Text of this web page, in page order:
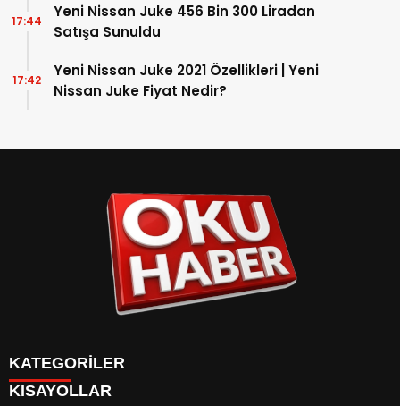
Yeni Nissan Juke 456 Bin 300 Liradan
Satışa Sunuldu
17:44
Yeni Nissan Juke 2021 Özellikleri | Yeni
Nissan Juke Fiyat Nedir?
17:42
KATEGORİLER
KISAYOLLAR